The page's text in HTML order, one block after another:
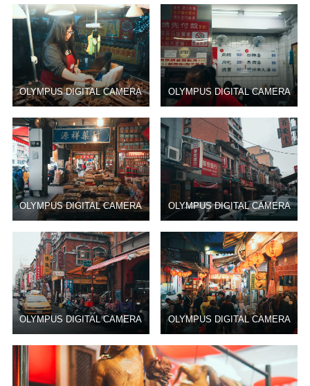
OLYMPUS DIGITAL CAMERA OLYMPUS DIGITAL CAMERA
OLYMPUS DIGITAL CAMERA OLYMPUS DIGITAL CAMERA
OLYMPUS DIGITAL CAMERA OLYMPUS DIGITAL CAMERA